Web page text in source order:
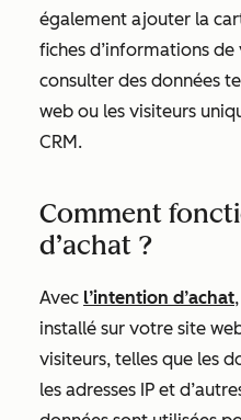
également ajouter la
fiches d’informations
consulter des données
web ou les visiteurs
CRM.
Comment
d’achat ?
Avec l’intention d’achat
installé sur votre site
visiteurs, telles que les
les adresses IP et